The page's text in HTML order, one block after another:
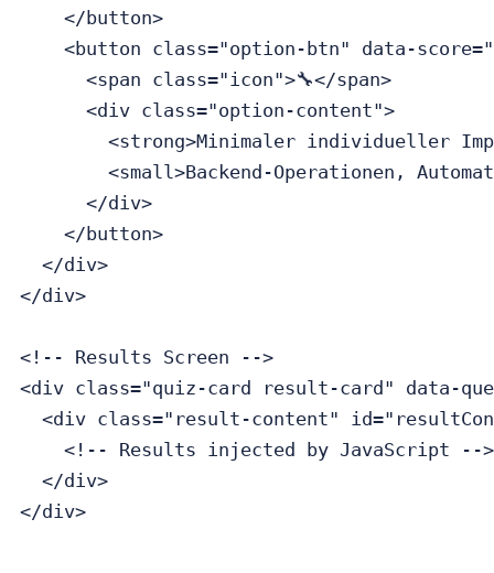
    </button>
<button class="option-btn" data-
      <span class="icon">🔧</span>
      <div class="option-content">
<strong>Minimaler individueller
<small>Backend-Operationen,
      </div>
    </button>
  </div>
</div>
<!-- Results Screen -->
<div class="quiz-card result-card" data-
<div class="result-content"
    <!-- Results injected by JavaScript -->
  </div>